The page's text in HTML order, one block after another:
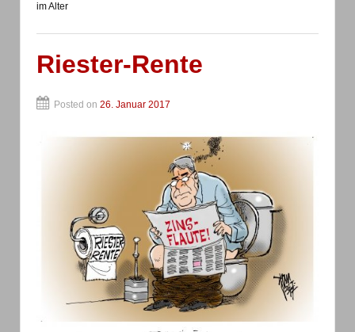
im Alter
Riester-Rente
Posted on 26. Januar 2017